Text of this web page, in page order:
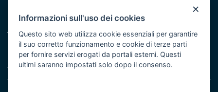
Protezione civile
Vai al sito di Protezione Civile Puglia
Iniziativa finanziata con risorse del POR Puglia 2014/2020 -
Asse XI
×
Informazioni sull'uso dei cookies
Questo sito web utilizza cookie essenziali per garantire
il suo corretto funzionamento e cookie di terze parti
per fornire servizi erogati da portali esterni. Questi
ultimi saranno impostati solo dopo il consenso.